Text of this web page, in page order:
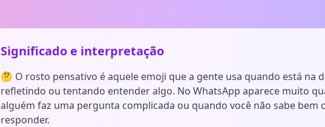
Significado e interpretação
🤔 O rosto pensativo é aquele emoji que a gente usa quando está na
refletindo ou tentando entender algo. No WhatsApp aparece muito
alguém faz uma pergunta complicada ou quando você não sabe bem
responder.